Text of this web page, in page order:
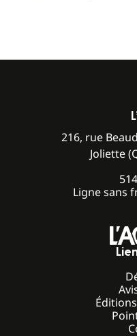
216, rue
Joliette
Ligne sans